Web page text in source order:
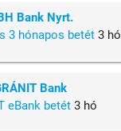
Bank Nyrt.
3 hónapos betét 3 hó
Bank
eBank betét 3 hó